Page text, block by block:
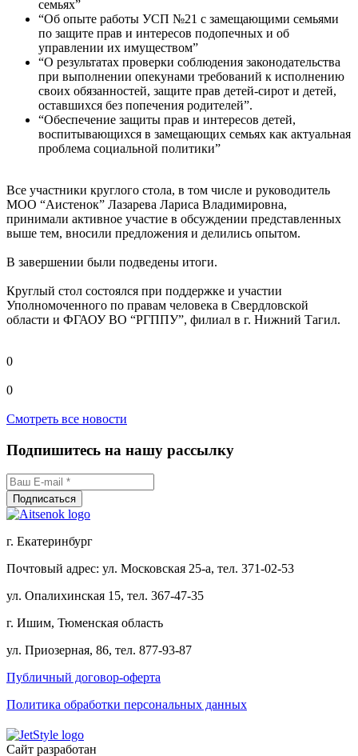
семьях”
“Об опыте работы УСП №21 с замещающими семьями
по защите прав и интересов подопечных и об
управлении их имуществом”
“О результатах проверки соблюдения законодательства
при выполнении опекунами требований к исполнению
своих обязанностей, защите прав детей-сирот и детей,
оставшихся без попечения родителей”.
“Обеспечение защиты прав и интересов детей,
воспитывающихся в замещающих семьях как актуальная
проблема социальной политики”
Все участники круглого стола, в том числе и руководитель
МОО “Аистенок” Лазарева Лариса Владимировна,
принимали активное участие в обсуждении представленных
выше тем, вносили предложения и делились опытом.
В завершении были подведены итоги.
Круглый стол состоялся при поддержке и участии
Уполномоченного по правам человека в Свердловской
области и ФГАОУ ВО “РГППУ”, филиал в г. Нижний Тагил.
0
0
Смотреть все новости
Подпишитесь на нашу рассылку
г. Екатеринбург
Почтовый адрес: ул. Московская 25-а, тел. 371-02-53
ул. Опалихинская 15, тел. 367-47-35
г. Ишим, Тюменская область
ул. Приозерная, 86, тел. 877-93-87
Публичный договор-оферта
Политика обработки персональных данных
Сайт разработан